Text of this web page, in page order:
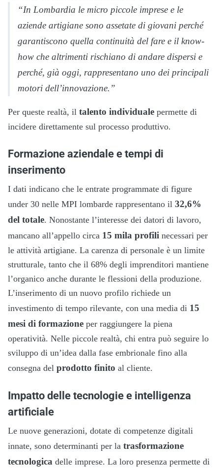
“In Lombardia le micro piccole imprese e le
aziende artigiane sono assetate di giovani perché
garantiscono quella continuità del fare e il know-
how che altrimenti rischiano di andare dispersi e
perché, già oggi, rappresentano uno dei principali
motori dell’innovazione.”
Per queste realtà, il talento individuale permette di
incidere direttamente sul processo produttivo.
Formazione aziendale e tempi di
inserimento
I dati indicano che le entrate programmate di figure
under 30 nelle MPI lombarde rappresentano il 32,6%
del totale. Nonostante l’interesse dei datori di lavoro,
mancano all’appello circa 15 mila profili necessari per
le attività artigiane. La carenza di personale è un limite
strutturale, tanto che il 68% degli imprenditori mantiene
l’organico anche durante le flessioni della produzione.
L’inserimento di un nuovo profilo richiede un
investimento di tempo rilevante, con una media di 15
mesi di formazione per raggiungere la piena
operatività. Nelle piccole realtà, chi entra può seguire lo
sviluppo di un’idea dalla fase embrionale fino alla
consegna del prodotto finito al cliente.
Impatto delle tecnologie e intelligenza
artificiale
Le nuove generazioni, dotate di competenze digitali
innate, sono determinanti per la trasformazione
tecnologica delle imprese. La loro presenza permette di